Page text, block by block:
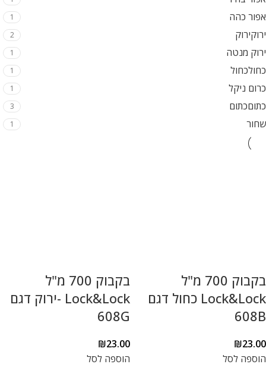
אפור כהה 1
ירוקירוק 2
ירוק מנטה 1
כחולכחול 1
כרום ניקל 1
כתוםכתום 3
שחור 1
בקבוק 700 מ"ל
Lock&Lock כחול דגם
608B
₪23.00
הוספה לסל
בקבוק 700 מ"ל
Lock&Lock -ירוק דגם
608G
₪23.00
הוספה לסל